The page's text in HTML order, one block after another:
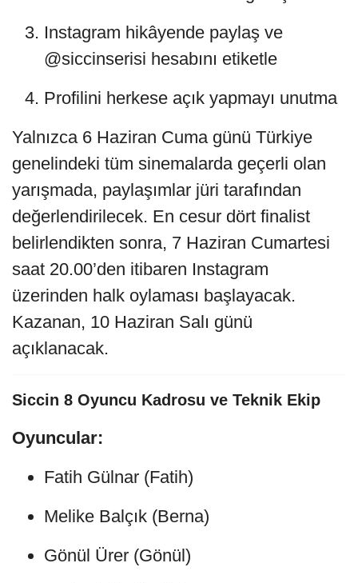
Instagram hikâyende paylaş ve
@siccinserisi hesabını etiketle
Profilini herkese açık yapmayı unutma
Yalnızca 6 Haziran Cuma günü Türkiye
genelindeki tüm sinemalarda geçerli olan
yarışmada, paylaşımlar jüri tarafından
değerlendirilecek. En cesur dört finalist
belirlendikten sonra, 7 Haziran Cumartesi
saat 20.00’den itibaren Instagram
üzerinden halk oylaması başlayacak.
Kazanan, 10 Haziran Salı günü
açıklanacak.
Siccin 8 Oyuncu Kadrosu ve Teknik Ekip
Oyuncular:
Fatih Gülnar (Fatih)
Melike Balçık (Berna)
Gönül Ürer (Gönül)